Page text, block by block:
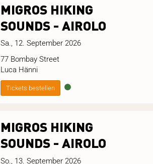
MIGROS HIKING
SOUNDS - AIROLO
Sa., 12. September 2026
77 Bombay Street
Luca Hänni
Tickets bestellen
MIGROS HIKING
SOUNDS - AIROLO
So., 13. September 2026